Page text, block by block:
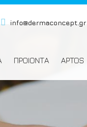
info@dermaconcept.gr
ΠΡΟΙΟΝΤΑ APTOS